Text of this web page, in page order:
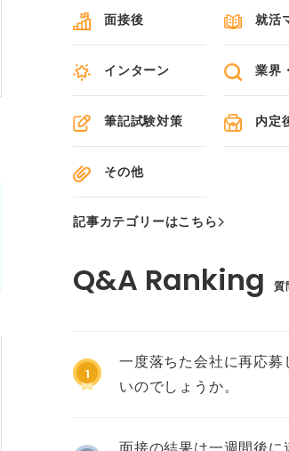
面接後 就活
インターン 業界
筆記試験対策 内定
その他
記事カテゴリーはこちら
質
1
一度落ちた会社に再応募
いのでしょうか。
面接の結果は一週間後に